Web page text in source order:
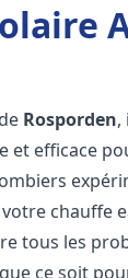
Rosporden,
et efficace
chauffe
tous les
ce soit